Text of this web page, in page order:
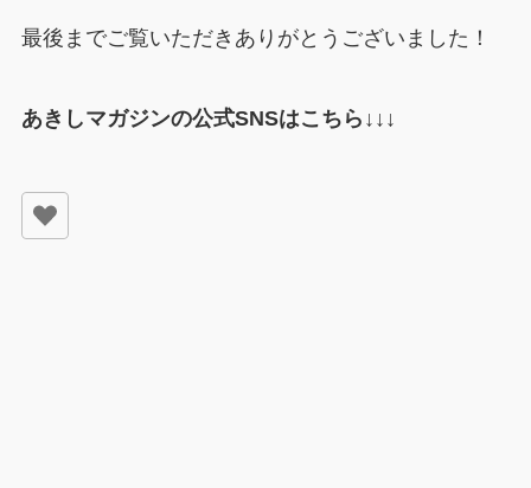
最後までご覧いただきありがとうございました！
あきしマガジンの公式SNSはこちら↓↓↓